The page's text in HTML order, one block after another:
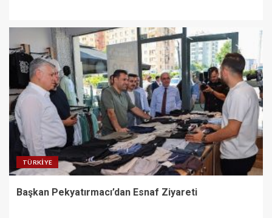
TÜRKIYE
Başkan Pekyatırmacı’dan Esnaf Ziyareti